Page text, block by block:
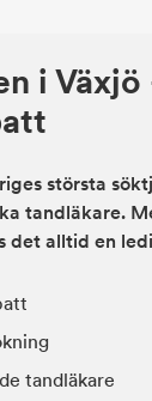
i
största
tandläkare.
det alltid en
tandläkare